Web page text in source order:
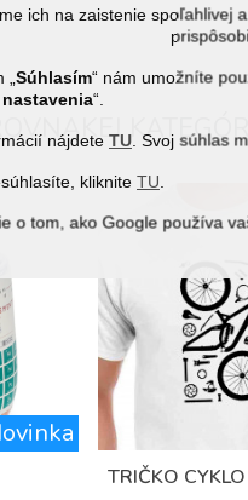
ich na zaistenie spoľahlivej
„Súhlasím“ nám umožníte
“.
nájdete TU . Svoj súhlas
klikniteTU
o tom, ako Google používa
TRIČKO